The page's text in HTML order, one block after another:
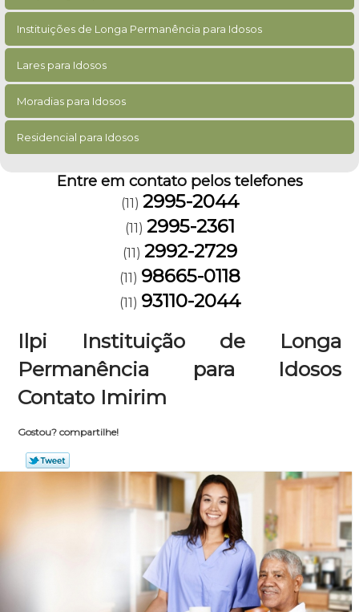
Instituições de Longa Permanência para Idosos
Lares para Idosos
Moradias para Idosos
Residencial para Idosos
Entre em contato pelos telefones
(11) 2995-2044
(11) 2995-2361
(11) 2992-2729
(11) 98665-0118
(11) 93110-2044
Ilpi Instituição de Longa
Permanência para Idosos
Contato Imirim
Gostou? compartilhe!